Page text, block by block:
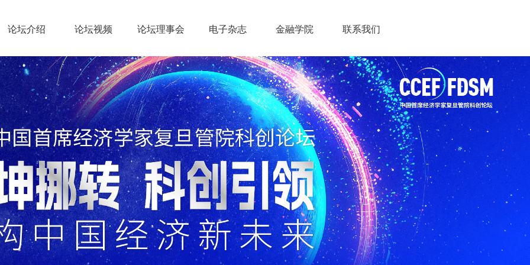
论坛介绍 论坛视频 论坛理事会 电子杂志 金融学院 联系我们